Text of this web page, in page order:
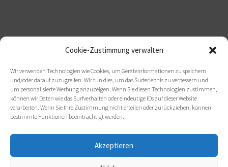
Cookie-Zustimmung verwalten
Wir verwenden Technologien wie Cookies, um Geräteinformationen zu speichern
und/oder darauf zuzugreifen. Wir tun dies, um das Surferlebnis zu verbessern und
um personalisierte Werbung anzuzeigen. Wenn Sie diesen Technologien zustimmen,
können wir Daten wie das Surfverhalten oder eindeutige IDs auf dieser Website
verarbeiten. Wenn Sie Ihre Zustimmung nicht erteilen oder zurückziehen, können
bestimmte Funktionen beeinträchtigt werden.
Akzeptieren